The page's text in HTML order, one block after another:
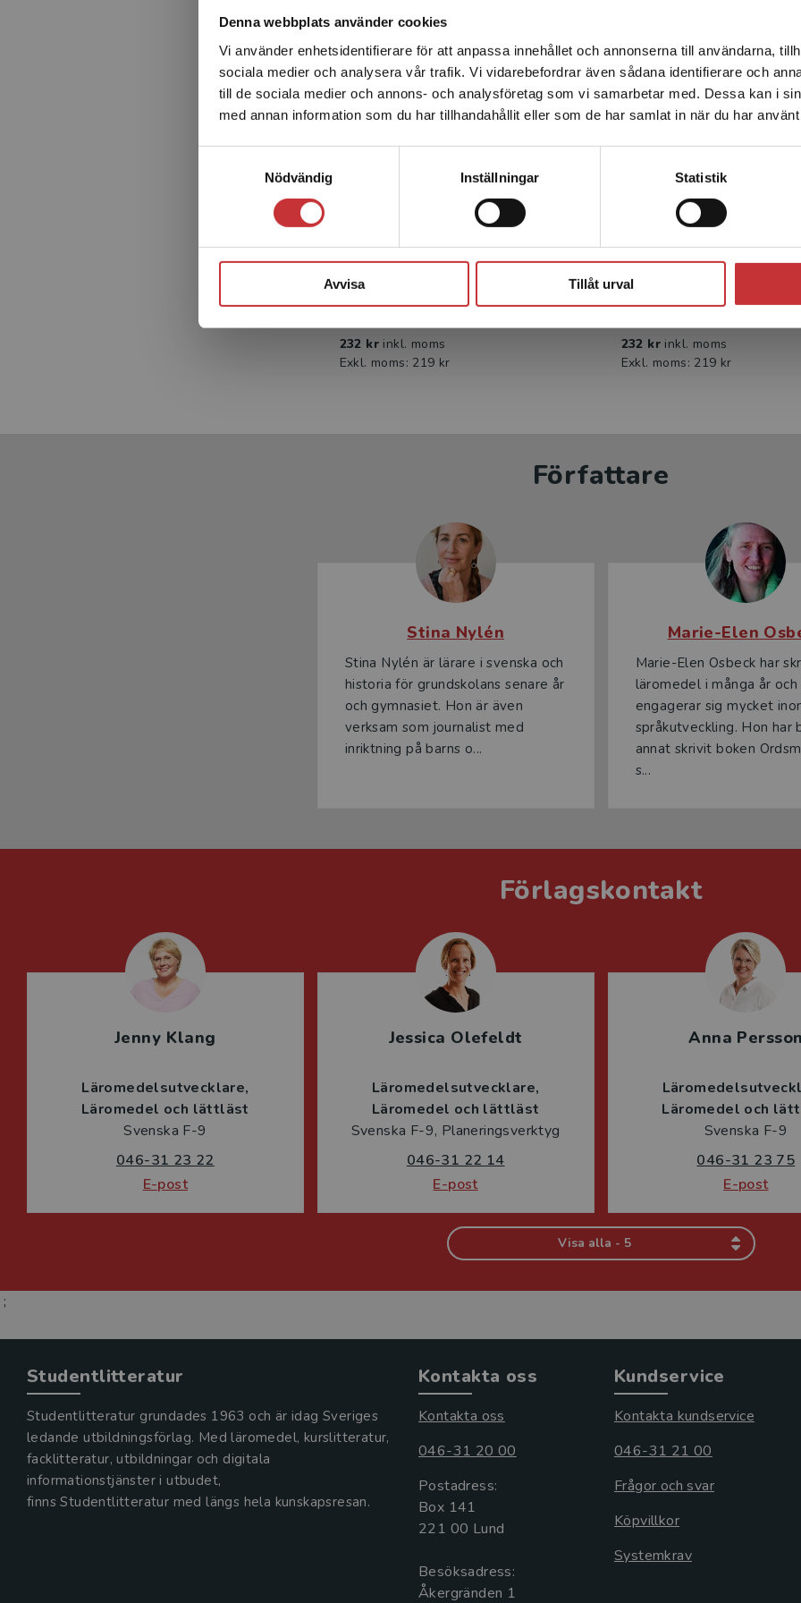
Denna webbplats använder cookies
Vi använder enhetsidentifierare för att anpassa innehållet och annonserna till användarna,
sociala medier och analysera vår trafik. Vi vidarebefordrar även sådana identifierare och
till de sociala medier och annons- och analysföretag som vi samarbetar med. Dessa kan i
med annan information som du har tillhandahållit eller som de har samlat in när du har
Nödvändig
Inställningar Statistik
Avvisa Tillåt urval
Det verkar som att du besöker studentlitteratur.se via en
enhet utanför Sverige. Vi erbjuder inte leveranser utanför
Sverige. För att kunna slutföra ett köp måste
leveransadressen vara i Sverige.Läs mer
Från rapsoder till rappare 7
elevlicens 36 mån
232 kr inkl. moms
Exkl. moms: 219 kr
Statsbidrag läromedel
Från rapsoder till
elevlicens 36
232 kr inkl. moms
Exkl. moms: 219 kr
Statsbidrag
Författare
Stina Nylén
Stina Nylén är lärare i svenska och
historia för grundskolans senare år
och gymnasiet. Hon är även
verksam som journalist med
inriktning på barns o...
Marie-Elen
Marie-Elen Osbeck har
läromedel i många år och
engagerar sig mycket
språkutveckling. Hon har
annat skrivit boken
s...
Förlagskontakt
Jenny Klang
Läromedelsutvecklare
Läromedel och lättläst
Svenska F-9
046-31 23 22
E-post
Jessica Olefeldt
Läromedelsutvecklare
Läromedel och lättläst
Svenska F-9, Planeringsverktyg
046-31 22 14
E-post
Anna Persson
Läromedel och
Svenska F-9
046-31 23 75
E-post
Visa alla - 5
;
Studentlitteratur
Studentlitteratur grundades 1963 och är idag Sveriges
ledande utbildningsförlag. Med läromedel, kurslitteratur,
facklitteratur, utbildningar och digitala
informationstjänster i utbudet,
finns Studentlitteratur med längs hela kunskapsresan.
Kontakta oss
Kontakta oss
046-31 20 00
Postadress:
Box 141
221 00 Lund
Besöksadress:
Åkergränden 1
Kundservice
Kontakta kundservice
046-31 21 00
Frågor och svar
Köpvillkor
Systemkrav